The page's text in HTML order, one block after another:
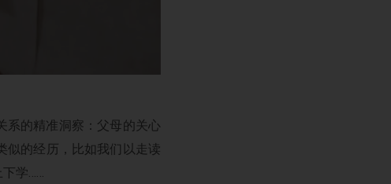
系的精准洞察：父母的关心
似的经历，比如我们以走读
下学……